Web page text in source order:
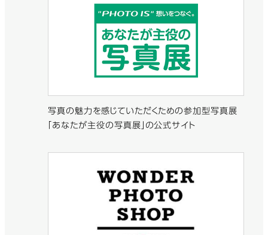
写真の魅力を感じていただくための参加型写真展
「あなたが主役の写真展」の公式サイト